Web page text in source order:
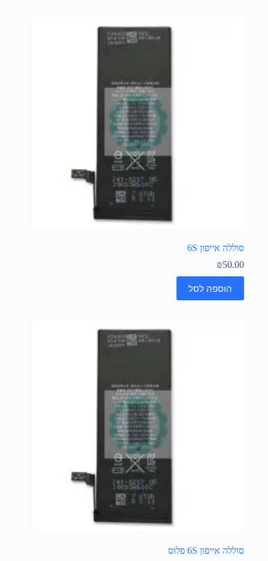
סוללה אייפון 6S
₪50.00
הוספה לסל
סוללה אייפון 6S פלוס